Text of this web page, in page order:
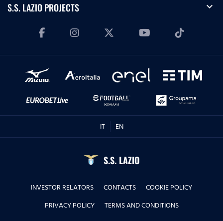
S.S. LAZIO PROJECTS expand_more
IT EN
S.S. LAZIO
INVESTOR RELATORS CONTACTS
COOKIE POLICY
PRIVACY POLICY
TERMS AND CONDITIONS